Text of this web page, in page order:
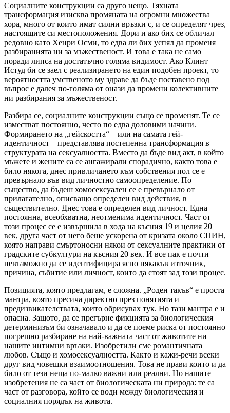
Социалните конструкции са друго нещо. Тяхната
трансформация изисква промяната на огромни множества
хора, много от които имат силни връзки с, и се определят чрез,
настоящите си местоположения. Дори и ако бих се обличал
редовно като Хенри Осми, то едва ли бих успял да променя
разбиранията ни за мъжественост. И това е така не само
поради липса на достатъчно голяма видимост. Ако Клинт
Истуд би се заел с реализирането на един подобен проект, то
вероятността умственото му здраве да бъде поставено под
въпрос е далеч по-голяма от онази да промени колективните
ни разбирания за мъжественост.
Разбира се, социалните конструкции също се променят. Те се
изместват постоянно, често по едва доловими начини.
Формирането на „гейскостта“ – или на самата гей-
идентичност – представлява постепенна трансформация в
структурата на сексуалността. Вместо да бъде вид акт, в който
мъжете и жените са се ангажирали спорадично, както това е
било някога, днес привличането към собствения пол се е
превърнало във вид личностно самоопределение. По
същество, да бъдеш хомосексуален се е превърнало от
прилагателно, описващо определен вид действия, в
съществително. Днес това е определен вид личност. Една
постоянна, всеобхватна, неотменима идентичност. Част от
този процес се е извършила в хода на късния 19 и целия 20
век, друга част от него беше ускорена от кризата около СПИН,
която направи смъртоносни някои от сексуалните практики от
градските субкултури на късния 20 век. И все пак е почти
невъзможно да се идентифицира ясно някакъв източник,
причина, събитие или личност, които да стоят зад този процес.
Позицията, която предлагам, е сложна. „Роден такъв“ е проста
мантра, която пресича директно през понятията и
предизвикателствата, които обрисувах тук. Но тази мантра е и
опасна. Защото, да се прегърне фикцията за биологическия
детерминизъм би означавало и да се поеме риска от постоянно
погрешно разбиране на най-важната част от животите ни –
нашите интимни връзки. Изобретили сме романтичната
любов. Също и хомосексуалността. Както и кажи-речи всеки
друг вид човешки взаимоотношения. Това не прави които и да
било от тези неща по-малко важни или реални. Но нашите
изобретения не са част от биологическата ни природа: те са
част от разговора, който се води между биологическия и
социалния порядък на живота.